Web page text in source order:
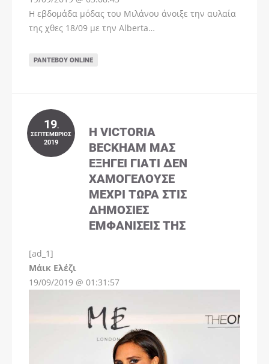
Η εβδομάδα μόδας του Μιλάνου άνοιξε την αυλαία
της χθες 18/09 με την Alberta…
ΡΑΝΤΕΒΟΎ ONLINE
19.
ΣΕΠΤΈΜΒΡΙΟΣ
2019
Η VICTORIA
BECKHAM ΜΑΣ
ΕΞΗΓΕΊ ΓΙΑΤΊ ΔΕΝ
ΧΑΜΟΓΕΛΟΎΣΕ
ΜΈΧΡΙ ΤΏΡΑ ΣΤΙΣ
ΔΗΜΌΣΙΕΣ
ΕΜΦΑΝΊΣΕΙΣ ΤΗΣ
[ad_1]
Μάικ Ελέζι
19/09/2019 @ 01:31:57